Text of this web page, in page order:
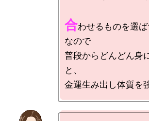
合わせるものを選
なので
普段からどんどん身
と、